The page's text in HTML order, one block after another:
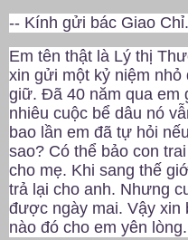
-- Kính gửi bác Giao Chỉ.
Em tên thật là Lý thị
xin gửi một kỷ niệm
giữ. Đã 40 năm qua em
nhiêu cuộc bể dâu nó
bao lần em đã tự hỏi
sao? Có thể bảo con
cho mẹ. Khi sang thế
trả lại cho anh. Nhưng
được ngày mai. Vậy xin
nào đó cho em yên lòng.